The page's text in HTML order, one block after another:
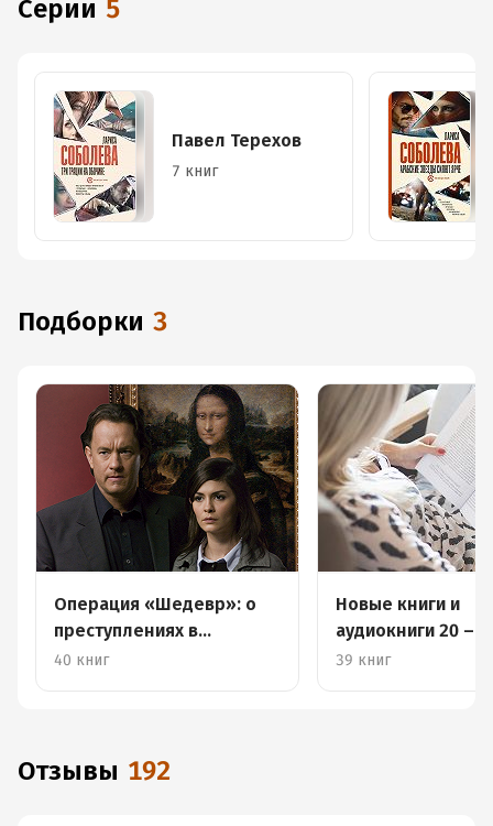
Серии 5
Павел Терехов
7 книг
Подборки 3
Операция «Шедевр»: о
преступлениях в
искусстве
40 книг
Новые книги и
аудиокниги 20 –
39 книг
Отзывы 192